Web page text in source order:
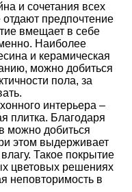
и сочетания всех
предпочтение
вмещает в себе
Наиболее
и керамическая
можно добиться
пола, за
интерьера –
плитка. Благодаря
можно добиться
этом выдерживает
Такое покрытие
цветовых решениях
неповторимость в